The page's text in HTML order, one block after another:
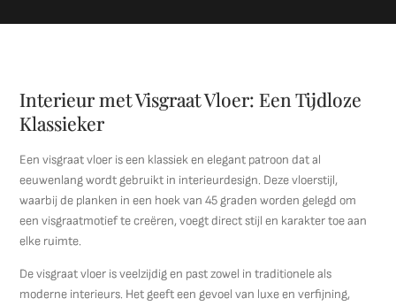
Interieur met Visgraat Vloer: Een Tijdloze
Klassieker
Een visgraat vloer is een klassiek en elegant patroon dat al
eeuwenlang wordt gebruikt in interieurdesign. Deze vloerstijl,
waarbij de planken in een hoek van 45 graden worden gelegd om
een visgraatmotief te creëren, voegt direct stijl en karakter toe aan
elke ruimte.
De visgraat vloer is veelzijdig en past zowel in traditionele als
moderne interieurs. Het geeft een gevoel van luxe en verfijning,